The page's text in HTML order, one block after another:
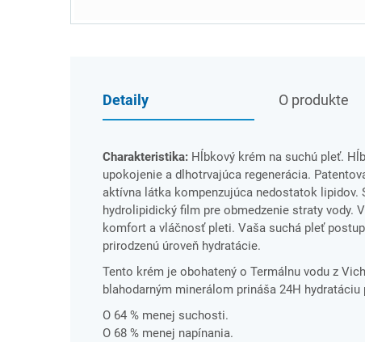
Detaily O produkte
Charakteristika: Hĺbkový krém na suchú pleť.
upokojenie a dlhotrvajúca regenerácia.
aktívna látka kompenzujúca nedostatok
hydrolipidický film pre obmedzenie straty vody.
komfort a vláčnosť pleti. Vaša suchá pleť
prirodzenú úroveň hydratácie.
Tento krém je obohatený o Termálnu vodu z
blahodarným minerálom prináša 24H
O 64 % menej suchosti.
O 68 % menej napínania.